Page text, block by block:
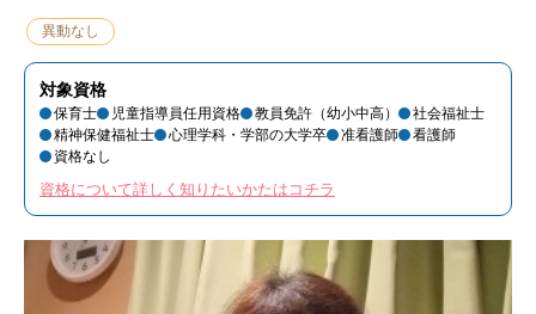
異動なし
対象資格
保育士 児童指導員任用資格 教員免許（幼小中高）
社会福祉士
精神保健福祉士
心理学科・学部の大学卒 准看護師
看護師
資格なし
資格について詳しく知りたいかたはコチラ